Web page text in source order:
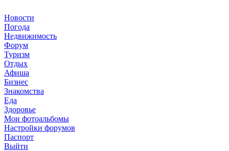
Новости
Погода
Недвижимость
Форум
Туризм
Отдых
Афиша
Бизнес
Знакомства
Еда
Здоровье
Мои фотоальбомы
Настройки форумов
Паспорт
Выйти